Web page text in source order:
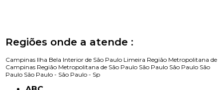
Regiões onde a atende :
Campinas Ilha Bela Interior de São Paulo Limeira Região Metropolitana de
Campinas Região Metropolitana de São Paulo São Paulo São Paulo São
Paulo São Paulo - São Paulo - Sp